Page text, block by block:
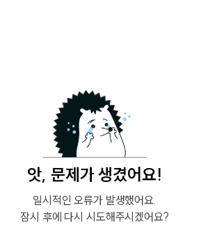
앗, 문제가 생겼어요!
일시적인 오류가 발생했어요.
잠시 후에 다시 시도해주시겠어요?